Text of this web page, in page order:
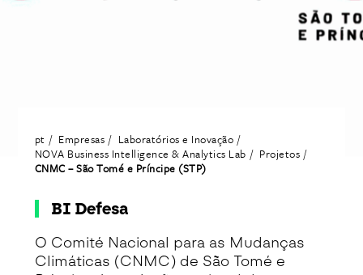
pt Empresas
Laboratórios e Inovação
NOVA Business Intelligence & Analytics Lab
Projetos
CNMC – São Tomé e Príncipe (STP)
BI Defesa
O Comité Nacional para as Mudanças
Climáticas (CNMC) de São Tomé e